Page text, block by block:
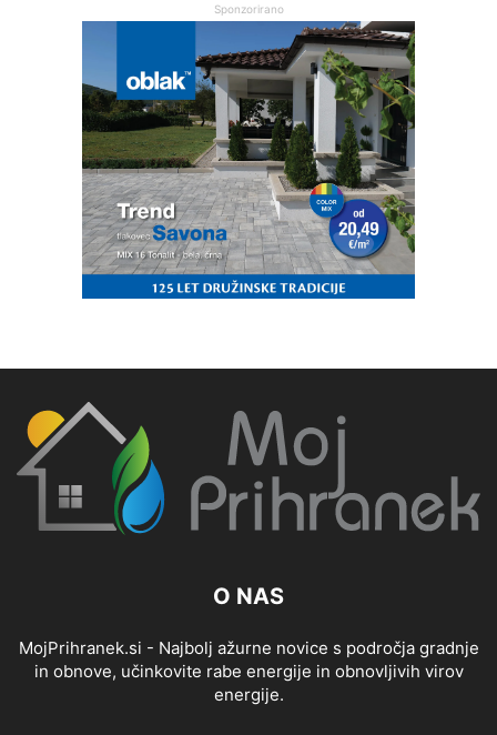
Sponzorirano
O NAS
MojPrihranek.si - Najbolj ažurne novice s področja gradnje
in obnove, učinkovite rabe energije in obnovljivih virov
energije.